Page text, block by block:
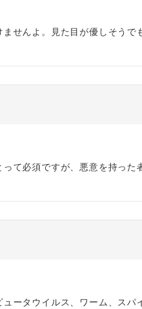
せんよ。見た目が優しそうで
て必須ですが、悪意を持った
ータウイルス、ワーム、スパ